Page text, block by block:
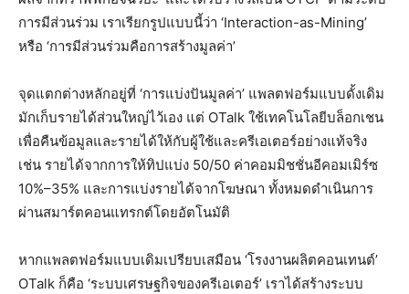
การมีส่วนร่วม เราเรียกรูปแบบนี้ว่า ‘Interaction-as-Mining’
หรือ ‘การมีส่วนร่วมคือการสร้างมูลค่า’
จุดแตกต่างหลักอยู่ที่ ‘การแบ่งปันมูลค่า’ แพลตฟอร์มแบบดั้งเดิม
มักเก็บรายได้ส่วนใหญ่ไว้เอง แต่ OTalk ใช้เทคโนโลยีบล็อกเชน
เพื่อคืนข้อมูลและรายได้ให้กับผู้ใช้และครีเอเตอร์อย่างแท้จริง
เช่น รายได้จากการให้ทิปแบ่ง 50/50 ค่าคอมมิชชั่นอีคอมเมิร์ซ
10%–35% และการแบ่งรายได้จากโฆษณา ทั้งหมดดำเนินการ
ผ่านสมาร์ตคอนแทรกต์โดยอัตโนมัติ
หากแพลตฟอร์มแบบเดิมเปรียบเสมือน ‘โรงงานผลิตคอนเทนต์’
OTalk ก็คือ ‘ระบบเศรษฐกิจของครีเอเตอร์’ เราได้สร้างระบบ